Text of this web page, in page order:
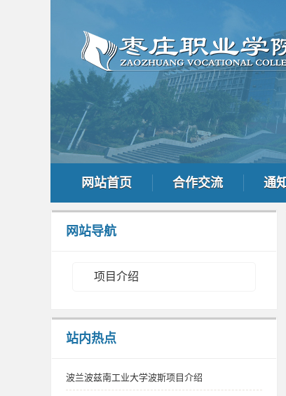
网站首页 合作交流 通
网站导航
项目介绍
站内热点
波兰波兹南工业大学波斯项目介绍